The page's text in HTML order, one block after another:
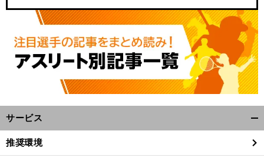
サービス
閉
推奨環境